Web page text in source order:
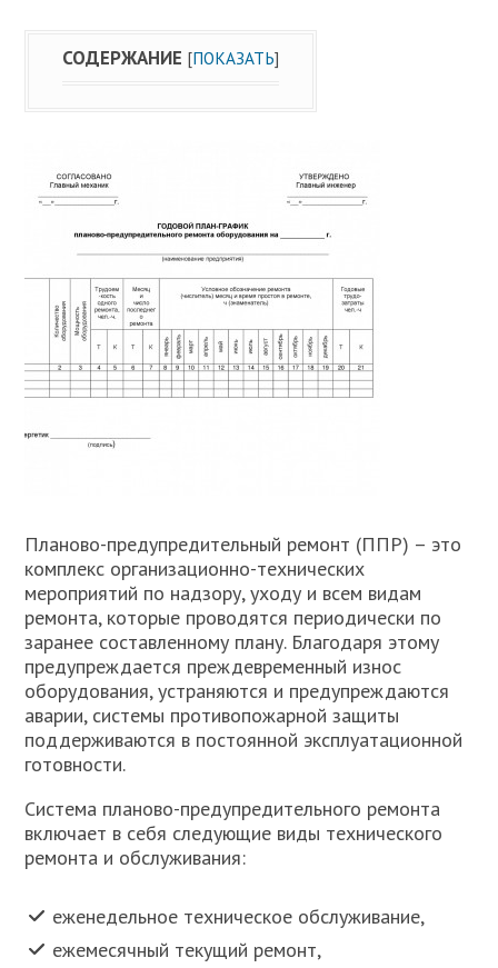
СОДЕРЖАНИЕ [ПОКАЗАТЬ]
Планово-предупредительный ремонт (ППР) – это
комплекс организационно-технических
мероприятий по надзору, уходу и всем видам
ремонта, которые проводятся периодически по
заранее составленному плану. Благодаря этому
предупреждается преждевременный износ
оборудования, устраняются и предупреждаются
аварии, системы противопожарной защиты
поддерживаются в постоянной эксплуатационной
готовности.
Система планово-предупредительного ремонта
включает в себя следующие виды технического
ремонта и обслуживания:
еженедельное техническое обслуживание,
ежемесячный текущий ремонт,